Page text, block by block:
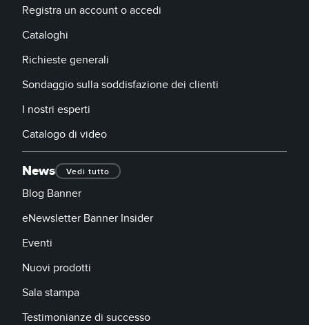
Registra un account o accedi
Cataloghi
Richieste generali
Sondaggio sulla soddisfazione dei clienti
I nostri esperti
Catalogo di video
News Vedi tutto
Blog Banner
eNewsletter Banner Insider
Eventi
Nuovi prodotti
Sala stampa
Testimonianze di successo